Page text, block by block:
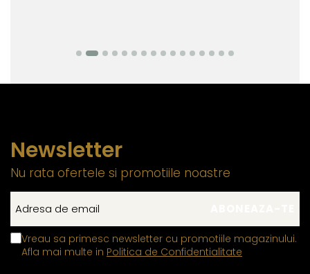
Newsletter
Nu rata ofertele si promotiile noastre
Vreau sa primesc newsletter cu promotiile magazinului.
Afla mai multe in Politica de Confidentialitate